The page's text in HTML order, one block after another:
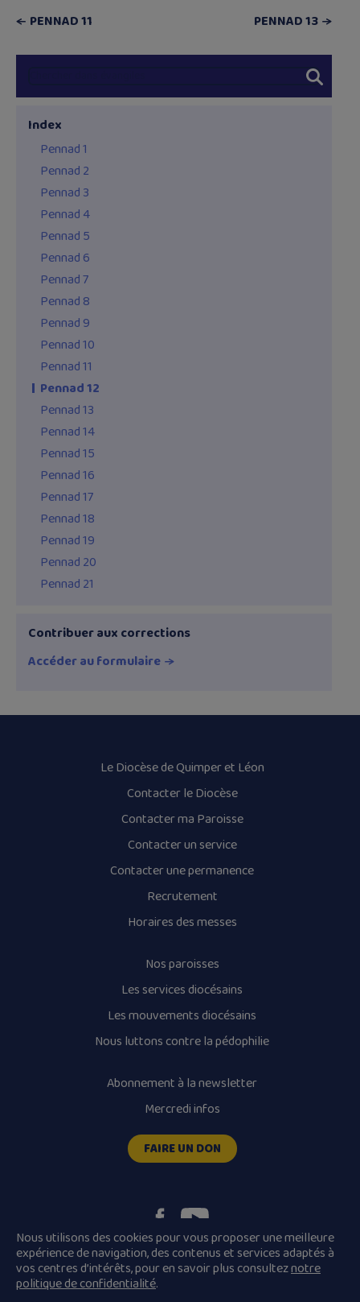
PENNAD 11 PENNAD 13
Index
Pennad 1
Pennad 2
Pennad 3
Pennad 4
Pennad 5
Pennad 6
Pennad 7
Pennad 8
Pennad 9
Pennad 10
Pennad 11
Pennad 12
Pennad 13
Pennad 14
Pennad 15
Pennad 16
Pennad 17
Pennad 18
Pennad 19
Pennad 20
Pennad 21
Contribuer aux corrections
Accéder au formulaire
Le Diocèse de Quimper et Léon
Contacter le Diocèse
Contacter ma Paroisse
Contacter un service
Contacter une permanence
Recrutement
Horaires des messes
Nos paroisses
Les services diocésains
Les mouvements diocésains
Nous luttons contre la pédophilie
Abonnement à la newsletter
Mercredi infos
FAIRE UN DON
Plan du site
Mentions légales
Conditions Générales de Vente
Nous utilisons des cookies pour vous proposer une meilleure
expérience de navigation, des contenus et services adaptés à
vos centres d’intérêts, pour en savoir plus consulteznotre
politique de confidentialité.